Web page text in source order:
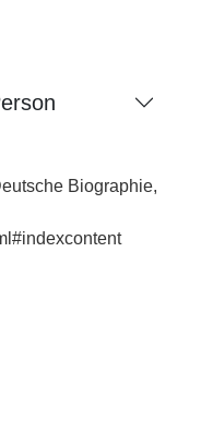
Biographie,